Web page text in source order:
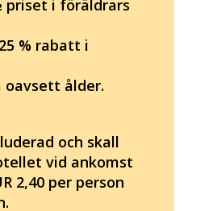
priset i föräldrars
% rabatt i
oavsett ålder.
och skall
vid ankomst
2,40 per person